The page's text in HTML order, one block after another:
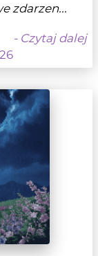
zdarzen...
- Czytaj dalej